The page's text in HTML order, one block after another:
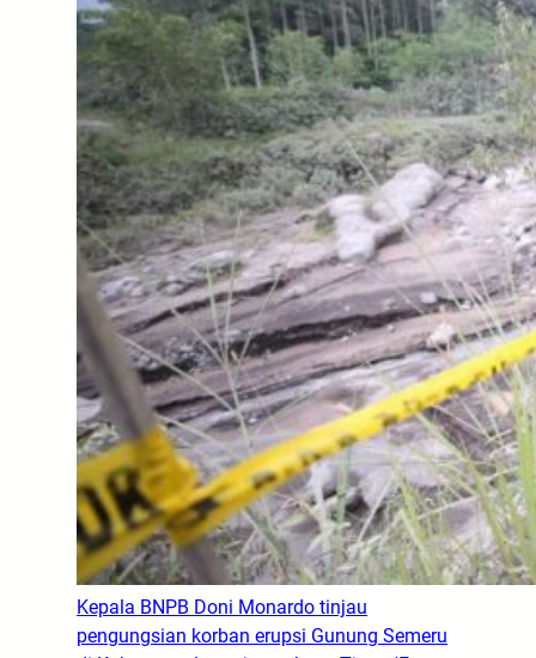
Kepala BNPB Doni Monardo tinjau
pengungsian korban erupsi Gunung Semeru